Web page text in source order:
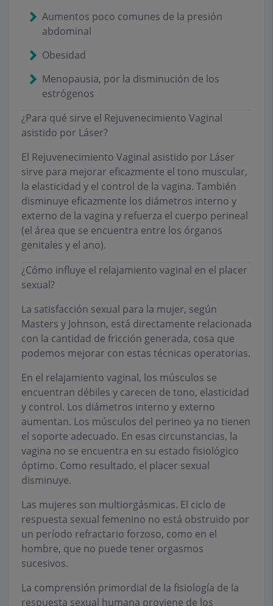
Aumentos poco comunes de la presión
abdominal
Obesidad
Menopausia, por la disminución de los
estrógenos
¿Para qué sirve el Rejuvenecimiento Vaginal
asistido por Láser?
El Rejuvenecimiento Vaginal asistido por Láser
sirve para mejorar eficazmente el tono muscular,
la elasticidad y el control de la vagina. También
disminuye eficazmente los diámetros interno y
externo de la vagina y refuerza el cuerpo perineal
(el área que se encuentra entre los órganos
genitales y el ano).
¿Cómo influye el relajamiento vaginal en el placer
sexual?
La satisfacción sexual para la mujer, según
Masters y Johnson, está directamente relacionada
con la cantidad de fricción generada, cosa que
podemos mejorar con estas técnicas operatorias.
En el relajamiento vaginal, los músculos se
encuentran débiles y carecen de tono, elasticidad
y control. Los diámetros interno y externo
aumentan. Los músculos del perineo ya no tienen
el soporte adecuado. En esas circunstancias, la
vagina no se encuentra en su estado fisiológico
óptimo. Como resultado, el placer sexual
disminuye.
Las mujeres son multiorgásmicas. El ciclo de
respuesta sexual femenino no está obstruido por
un período refractario forzoso, como en el
hombre, que no puede tener orgasmos
sucesivos.
La comprensión primordial de la fisiología de la
respuesta sexual humana proviene de los